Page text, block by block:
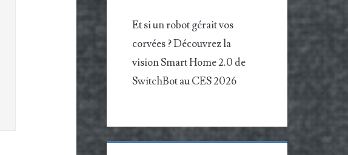
Et si un robot gérait vos
corvées ? Découvrez la
vision Smart Home 2.0 de
SwitchBot au CES 2026